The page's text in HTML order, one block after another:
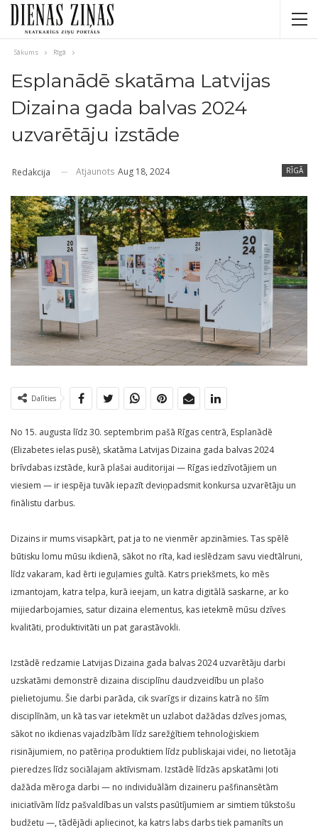
Sākums Rīgā
Esplanādē skatāma Latvijas
Dizaina gada balvas 2024
uzvarētāju izstāde
RĪGĀ
Redakcija Atjaunots Aug 18, 2024
Dalīties
No 15. augusta līdz 30. septembrim pašā Rīgas centrā, Esplanādē
(Elizabetes ielas pusē), skatāma Latvijas Dizaina gada balvas 2024
brīvdabas izstāde, kurā plašai auditorijai — Rīgas iedzīvotājiem un
viesiem — ir iespēja tuvāk iepazīt deviņpadsmit konkursa uzvarētāju un
finālistu darbus.
Dizains ir mums visapkārt, pat ja to ne vienmēr apzināmies. Tas spēlē
būtisku lomu mūsu ikdienā, sākot no rīta, kad ieslēdzam savu viedtālruni,
līdz vakaram, kad ērti ieguļamies gultā. Katrs priekšmets, ko mēs
izmantojam, katra telpa, kurā ieejam, un katra digitālā saskarne, ar ko
mijiedarbojamies, satur dizaina elementus, kas ietekmē mūsu dzīves
kvalitāti, produktivitāti un pat garastāvokli.
Izstādē redzamie Latvijas Dizaina gada balvas 2024 uzvarētāju darbi
uzskatāmi demonstrē dizaina disciplīnu daudzveidību un plašo
pielietojumu. Šie darbi parāda, cik svarīgs ir dizains katrā no šīm
disciplīnām, un kā tas var ietekmēt un uzlabot dažādas dzīves jomas,
sākot no ikdienas vajadzībām līdz sarežģītiem tehnoloģiskiem
risinājumiem, no patēriņa produktiem līdz publiskajai videi, no lietotāja
pieredzes līdz sociālajam aktīvismam. Izstādē līdzās apskatāmi ļoti
dažāda mēroga darbi — no individuālām dizaineru pašfinansētām
iniciatīvām līdz pašvaldības un valsts pasūtījumiem ar simtiem tūkstošu
budžetu —, tādējādi apliecinot, ka katrs labs darbs tiek pamanīts un